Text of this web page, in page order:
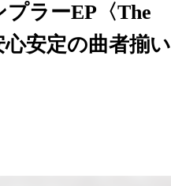
ラーEP〈The
安定の曲者揃い